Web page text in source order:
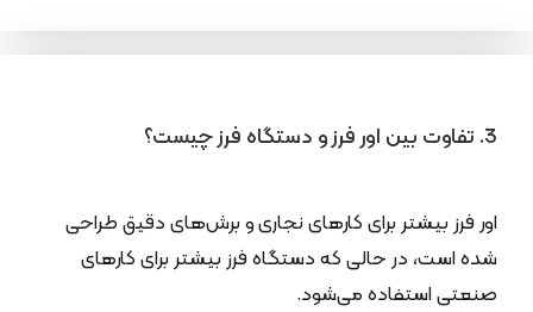
3. تفاوت بین اور فرز و دستگاه فرز چیست؟
اور فرز بیشتر برای کارهای نجاری و برش‌های دقیق طراحی
شده است، در حالی که دستگاه فرز بیشتر برای کارهای
صنعتی استفاده می‌شود.